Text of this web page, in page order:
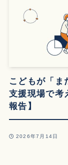
こどもが「
支援現場で考
報告】
2026年7月14日